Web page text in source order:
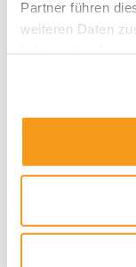
Partner führen
weiteren Daten